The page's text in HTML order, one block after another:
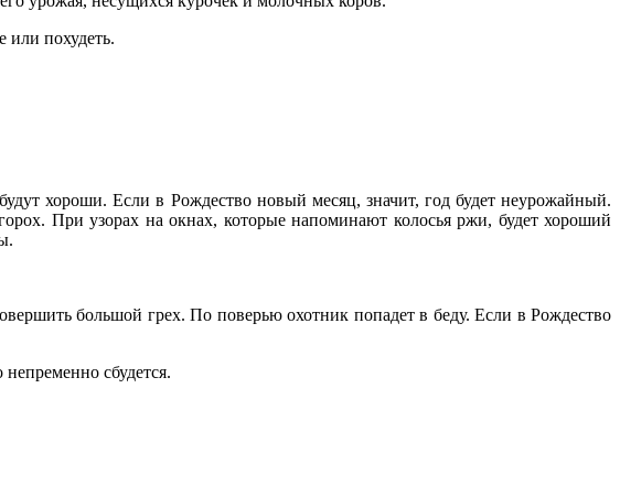
или похудеть.
хороши. Если в Рождество новый месяц, значит, год будет неурожайный.
При узорах на окнах, которые напоминают колосья ржи, будет хороший
большой грех. По поверью охотник попадет в беду. Если в Рождество
непременно сбудется.